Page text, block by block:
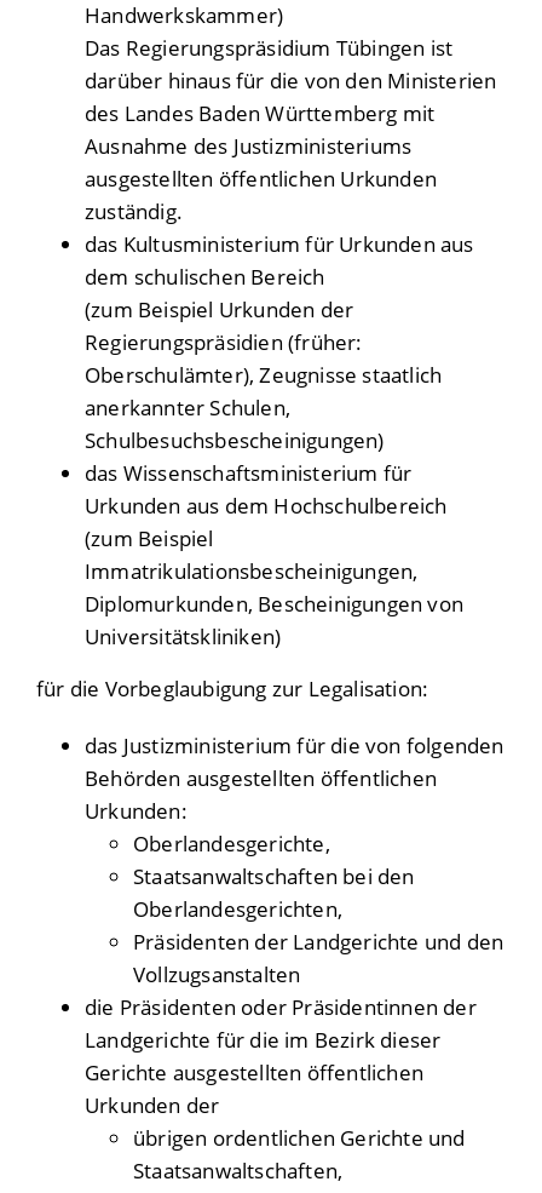
Handwerkskammer)
Das Regierungspräsidium Tübingen ist
darüber hinaus für die von den Ministerien
des Landes Baden Württemberg mit
Ausnahme des Justizministeriums
ausgestellten öffentlichen Urkunden
zuständig.
das Kultusministerium für Urkunden aus
dem schulischen Bereich
(zum Beispiel Urkunden der
Regierungspräsidien (früher:
Oberschulämter), Zeugnisse staatlich
anerkannter Schulen,
Schulbesuchsbescheinigungen)
das Wissenschaftsministerium für
Urkunden aus dem Hochschulbereich
(zum Beispiel
Immatrikulationsbescheinigungen,
Diplomurkunden, Bescheinigungen von
Universitätskliniken)
für die Vorbeglaubigung zur Legalisation:
das Justizministerium für die von folgenden
Behörden ausgestellten öffentlichen
Urkunden:
Oberlandesgerichte,
Staatsanwaltschaften bei den
Oberlandesgerichten,
Präsidenten der Landgerichte und den
Vollzugsanstalten
die Präsidenten oder Präsidentinnen der
Landgerichte für die im Bezirk dieser
Gerichte ausgestellten öffentlichen
Urkunden der
übrigen ordentlichen Gerichte und
Staatsanwaltschaften,